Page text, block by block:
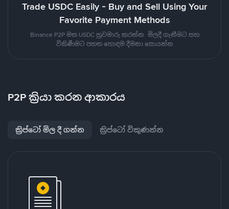
Trade USDC Easily - Buy and Sell Using Your
Favorite Payment Methods
Binance P2P මත USDC හුවමාරු කරන්න. මිලදී ගැනීමට සහ
විකිණීමට පහත හොඳම දීමනා සොයන්න
P2P ක්‍රියා කරන ආකාරය
ක්‍රිප්ටෝ මිල දී ගන්න ක්‍රිප්ටෝ විකුණන්න